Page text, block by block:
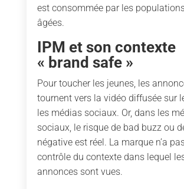
est consommée par les
âgées.
IPM et son contexte
« brand safe »
Pour toucher les jeunes, les
tournent vers la vidéo diffusée sur
les médias sociaux. Or, dans les
sociaux, le risque de bad buzz ou
négative est réel. La marque n’a
contrôle du contexte dans lequel
annonces sont vues.